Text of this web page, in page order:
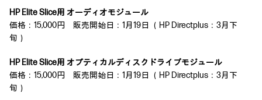
HP Elite Slice用 オーディオモジュール
価格：15,000円 販売開始日：1月19日 （HP Directplus：3月下
旬）
HP Elite Slice用 オプティカルディスクドライブモジュール
価格：15,000円 販売開始日：1月19日 （HP Directplus：3月下
旬）